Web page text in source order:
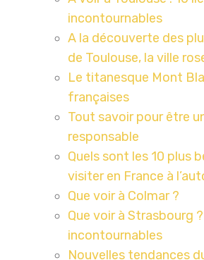
incontournables
A la découverte des
de Toulouse, la ville
Le titanesque Mont
françaises
Tout savoir pour être
responsable
Quels sont les 10 plus
visiter en France à
Que voir à Colmar ?
Que voir à Strasbourg
incontournables
Nouvelles tendances